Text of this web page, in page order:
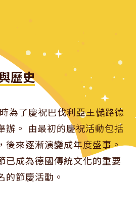
歷史
為了慶祝巴伐利亞王儲路德
辦。 由最初的慶祝活動包括
後來逐漸演變成年度盛事。
已成為德國傳統文化的重要
的節慶活動。